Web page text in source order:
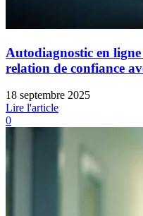
Autodiagnostic en
relation de confiance
18 septembre 2025
Lire l'article
0